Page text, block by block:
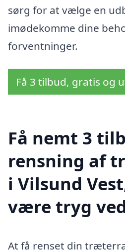
sørg for at vælge en
imødekomme dine
forventninger.
Få 3 tilbud, gratis og
Få nemt 3
rensning af
i Vilsund
være tryg
At få renset din